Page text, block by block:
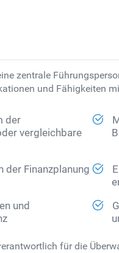
zentrale
und Fähigkeiten
der
vergleichbare
der Finanzplanung
und
für die